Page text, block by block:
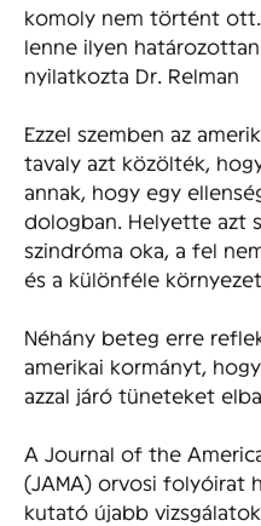
komoly nem történt
lenne ilyen
nyilatkozta Dr. Relman
Ezzel szemben az
tavaly azt közölték,
annak, hogy egy
dologban. Helyette azt
szindróma oka, a fel
és a különféle
Néhány beteg erre
amerikai kormányt,
azzal járó tüneteket
A Journal of the
(JAMA) orvosi folyóirat
kutató újabb